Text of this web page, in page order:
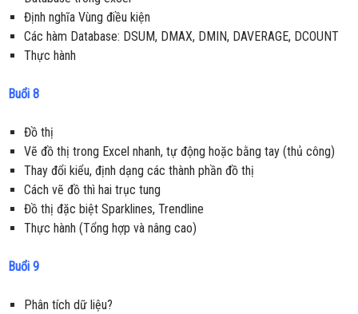
Định nghĩa Vùng điều kiện
Các hàm Database: DSUM, DMAX, DMIN, DAVERAGE, DCOUNT
Thực hành
Buổi 8
Đồ thị
Vẽ đồ thị trong Excel nhanh, tự động hoặc bằng tay (thủ công)
Thay đổi kiểu, định dạng các thành phần đồ thị
Cách vẽ đồ thì hai trục tung
Đồ thị đặc biệt Sparklines, Trendline
Thực hành (Tổng hợp và nâng cao)
Buổi 9
Phân tích dữ liệu?